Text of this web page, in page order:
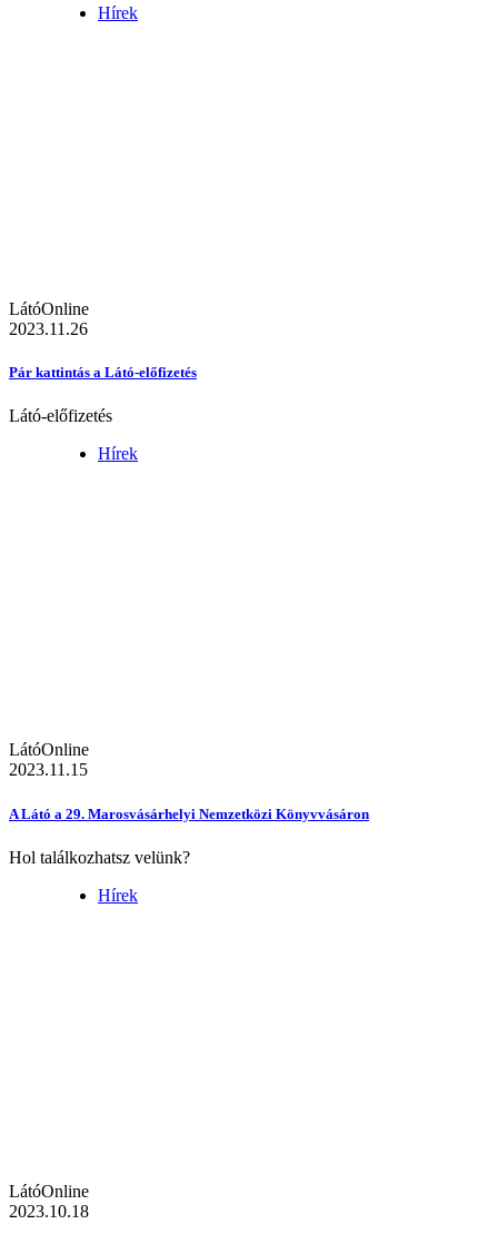
Hírek
LátóOnline
2023.11.26
Pár kattintás a Látó-előfizetés
Látó-előfizetés
Hírek
LátóOnline
2023.11.15
A Látó a 29. Marosvásárhelyi Nemzetközi Könyvvásáron
Hol találkozhatsz velünk?
Hírek
LátóOnline
2023.10.18